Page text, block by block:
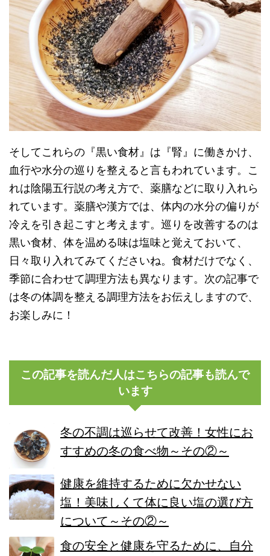
そしてこれらの『黒い食材』は『腎』に働きかけ、
血行や水分の巡りを整えると言もわれています。こ
れは陰陽五行説の考え方で、薬膳などに取り入れら
れています。薬膳や漢方では、体内の水分の偏りが
冷えを引き起こすと考えます。巡りを改善するのは
黒い食材、体を温める味は塩味と覚えておいて、
日々取り入れてみてくださいね。食材だけでなく、
季節に合わせて調理方法も異なります。次の記事で
は冬の体調を整える調理方法をお伝えしますので、
お楽しみに！
この記事を読んだ人はこちらの記事も読んで
います
冬の不調は巡らせて改善！女性にお
すすめの冬の食べ物～その②～
健康を維持するために欠かせない
塩！美味しくて体に良い塩の選び方
について～その②～
食の安全と健康を守るために、自分